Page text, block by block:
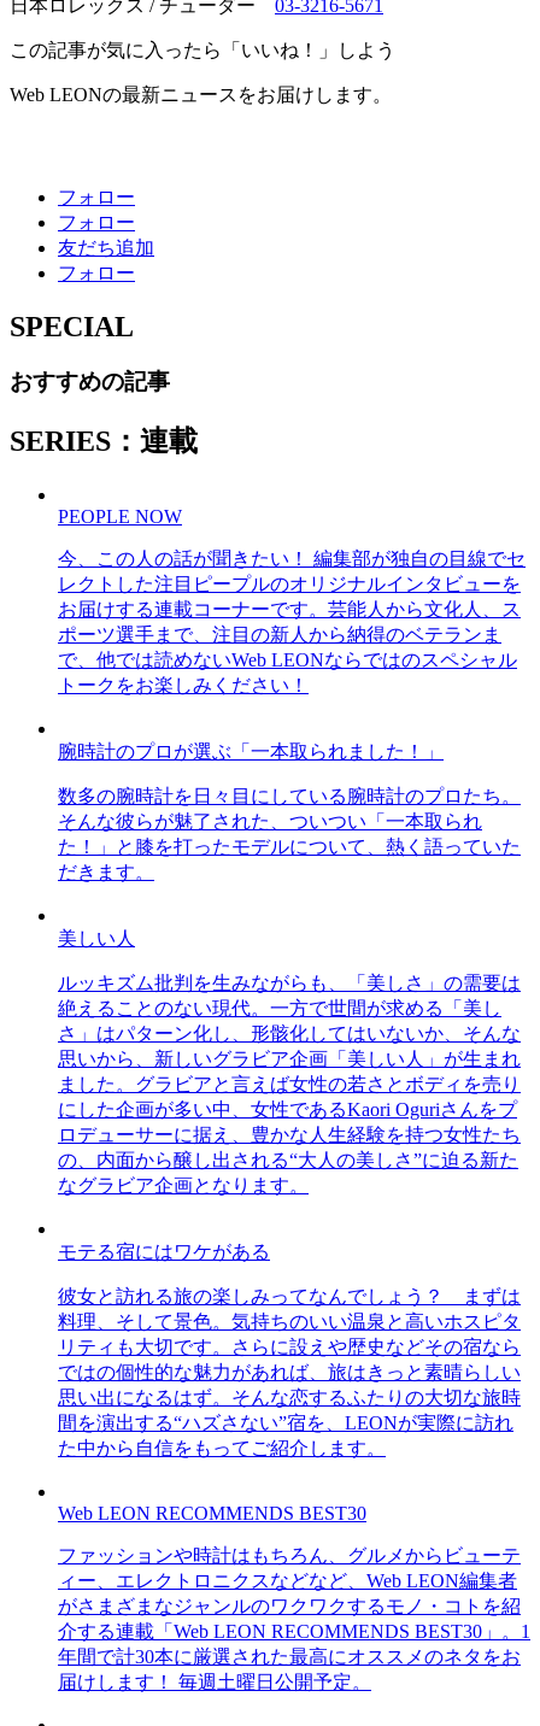
日本ロレックス / チューダー 03-3216-5671
この記事が気に入ったら「いいね！」しよう
Web LEONの最新ニュースをお届けします。
フォロー
フォロー
友だち追加
フォロー
SPECIAL
おすすめの記事
SERIES：連載
PEOPLE NOW
今、この人の話が聞きたい！ 編集部が独自の目線でセ
レクトした注目ピープルのオリジナルインタビューを
お届けする連載コーナーです。芸能人から文化人、ス
ポーツ選手まで、注目の新人から納得のベテランま
で、他では読めないWeb LEONならではのスペシャル
トークをお楽しみください！
腕時計のプロが選ぶ「一本取られました！」
数多の腕時計を日々目にしている腕時計のプロたち。
そんな彼らが魅了された、ついつい「一本取られ
た！」と膝を打ったモデルについて、熱く語っていた
だきます。
美しい人
ルッキズム批判を生みながらも、「美しさ」の需要は
絶えることのない現代。一方で世間が求める「美し
さ」はパターン化し、形骸化してはいないか、そんな
思いから、新しいグラビア企画「美しい人」が生まれ
ました。グラビアと言えば女性の若さとボディを売り
にした企画が多い中、女性であるKaori Oguriさんをプ
ロデューサーに据え、豊かな人生経験を持つ女性たち
の、内面から醸し出される“大人の美しさ”に迫る新た
なグラビア企画となります。
モテる宿にはワケがある
彼女と訪れる旅の楽しみってなんでしょう？ まずは
料理、そして景色。気持ちのいい温泉と高いホスピタ
リティも大切です。さらに設えや歴史などその宿なら
ではの個性的な魅力があれば、旅はきっと素晴らしい
思い出になるはず。そんな恋するふたりの大切な旅時
間を演出する“ハズさない”宿を、LEONが実際に訪れ
た中から自信をもってご紹介します。
Web LEON RECOMMENDS BEST30
ファッションや時計はもちろん、グルメからビューテ
ィー、エレクトロニクスなどなど、Web LEON編集者
がさまざまなジャンルのワクワクするモノ・コトを紹
介する連載「Web LEON RECOMMENDS BEST30」。1
年間で計30本に厳選された最高にオススメのネタをお
届けします！ 毎週土曜日公開予定。